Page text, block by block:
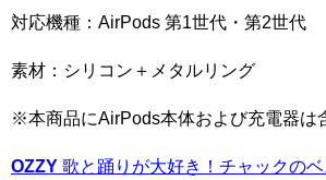
対応機種：AirPods 第1世代・第2世代
素材：シリコン＋メタルリング
※本商品にAirPods本体および充電器は
OZZY 歌と踊りが大好き！チャックの